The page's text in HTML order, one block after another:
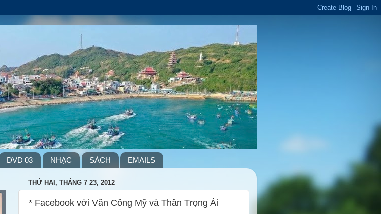
DVD 03 NHẠC SÁCH EMAILS
THỨ HAI, THÁNG 7 23, 2012
* Facebook với Văn Công Mỹ và Thân Trọng Ái